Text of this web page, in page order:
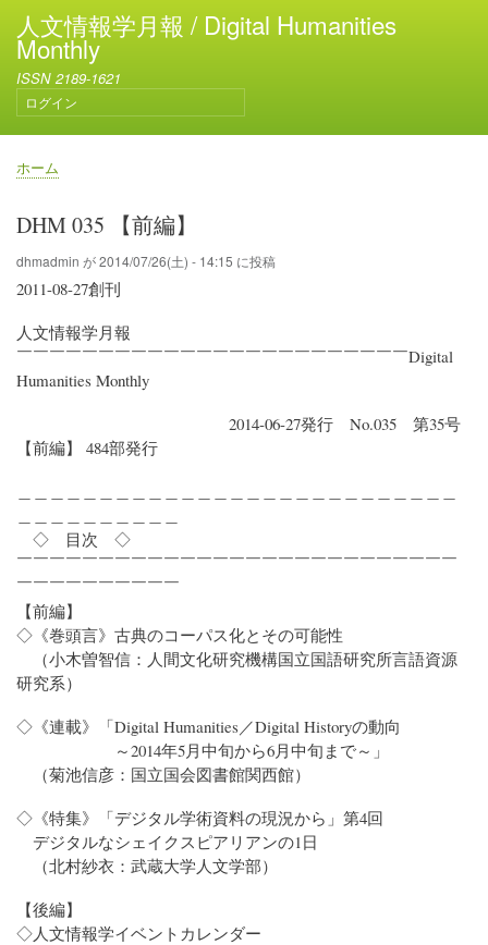
メ
イ
コ
テ
動
人文情報学月報 / Digital Humanities
Monthly
ISSN 2189-1621
ユ
ー
ザ
ー
カ
ン
ト
ニ
ュ
ー
ログイン
パ
く
ず
ホーム
DHM 035 【前編】
dhmadmin が2014/07/26(土) - 14:15 に投稿
2011-08-27創刊
人文情報学月報
￣￣￣￣￣￣￣￣￣￣￣￣￣￣￣￣￣￣￣￣￣￣￣￣Digital
Humanities Monthly
2014-06-27発行 No.035 第35号
【前編】 484部発行
◇ 目次 ◇
￣￣￣￣￣￣￣￣￣￣￣￣￣￣￣￣￣￣￣￣￣￣￣￣￣￣￣
￣￣￣￣￣￣￣￣￣￣
【前編】
◇《巻頭言》古典のコーパス化とその可能性
（小木曽智信：人間文化研究機構国立国語研究所言語資源
研究系）
◇《連載》「Digital Humanities／Digital Historyの動向
～2014年5月中旬から6月中旬まで～」
（菊池信彦：国立国会図書館関西館）
◇《特集》「デジタル学術資料の現況から」第4回
デジタルなシェイクスピアリアンの1日
（北村紗衣：武蔵大学人文学部）
【後編】
◇人文情報学イベントカレンダー